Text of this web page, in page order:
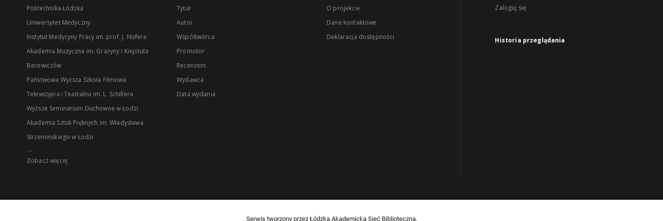
Politechnika Łódzka
Uniwersytet Medyczny
Instytut Medycyny Pracy im. prof. J. Nofera
Akademia Muzyczna im. Grażyny i Kiejstuta
Bacewiczów
Państwowa Wyższa Szkoła Filmowa
Telewizyjna i Teatralna im. L. Schillera
Wyższe Seminarium Duchowne w Łodzi
Akademia Sztuk Pięknych im. Władysława
Strzemińskiego w Łodzi
...
Zobacz więcej
Tytuł
Autor
Współtwórca
Promotor
Recenzent
Wydawca
Data wydania
O projekcie
Dane kontaktowe
Deklaracja dostępności
Zaloguj się
Historia przeglądania
Serwis tworzony przez Łódzką Akademicką Sieć Biblioteczną.